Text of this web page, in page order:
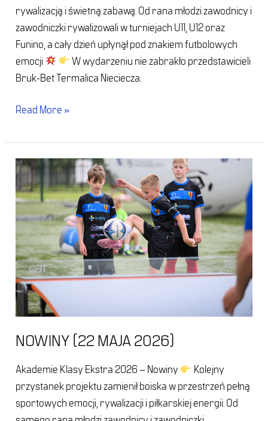
rywalizacją i świetną zabawą. Od rana młodzi zawodnicy i
zawodniczki rywalizowali w turniejach U11, U12 oraz
Funino, a cały dzień upłynął pod znakiem futbolowych
emocji
W wydarzeniu nie zabrakło przedstawicieli
Bruk-Bet Termalica Nieciecza.
Read More »
NOWINY (22 MAJA 2026)
Akademie Klasy Ekstra 2026 – Nowiny
Kolejny
przystanek projektu zamienił boiska w przestrzeń pełną
sportowych emocji, rywalizacji i piłkarskiej energii. Od
Nowiny
(22
maja
2026)